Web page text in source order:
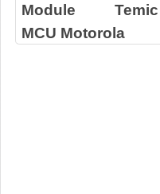
Module Temic
MCU Motorola